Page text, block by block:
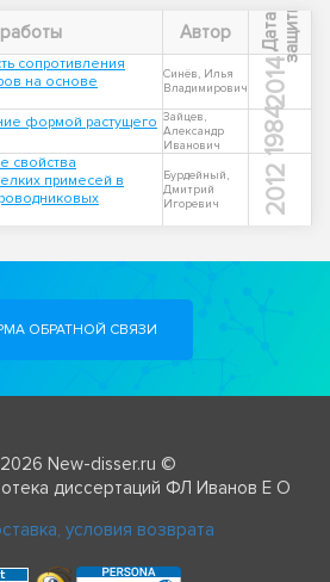
Автор Д
а
т
а
з
а
щ
и
т ы
сопротивления
на основе
Синёв, Илья
Владимирович
2014
формой растущего Зайцев,
Александр
Иванович
1984
свойства
примесей в
Бурдейный,
Дмитрий
Игоревич
2012
ОБРАТНОЙ СВЯЗИ
New-disser.ru ©
диссертаций ФЛ Иванов Е О
условия возврата